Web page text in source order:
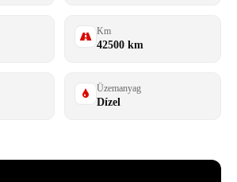
Km
42500 km
Üzemanyag
Dízel